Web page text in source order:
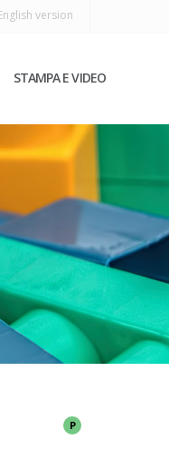
version
STAMPA E VIDEO
P